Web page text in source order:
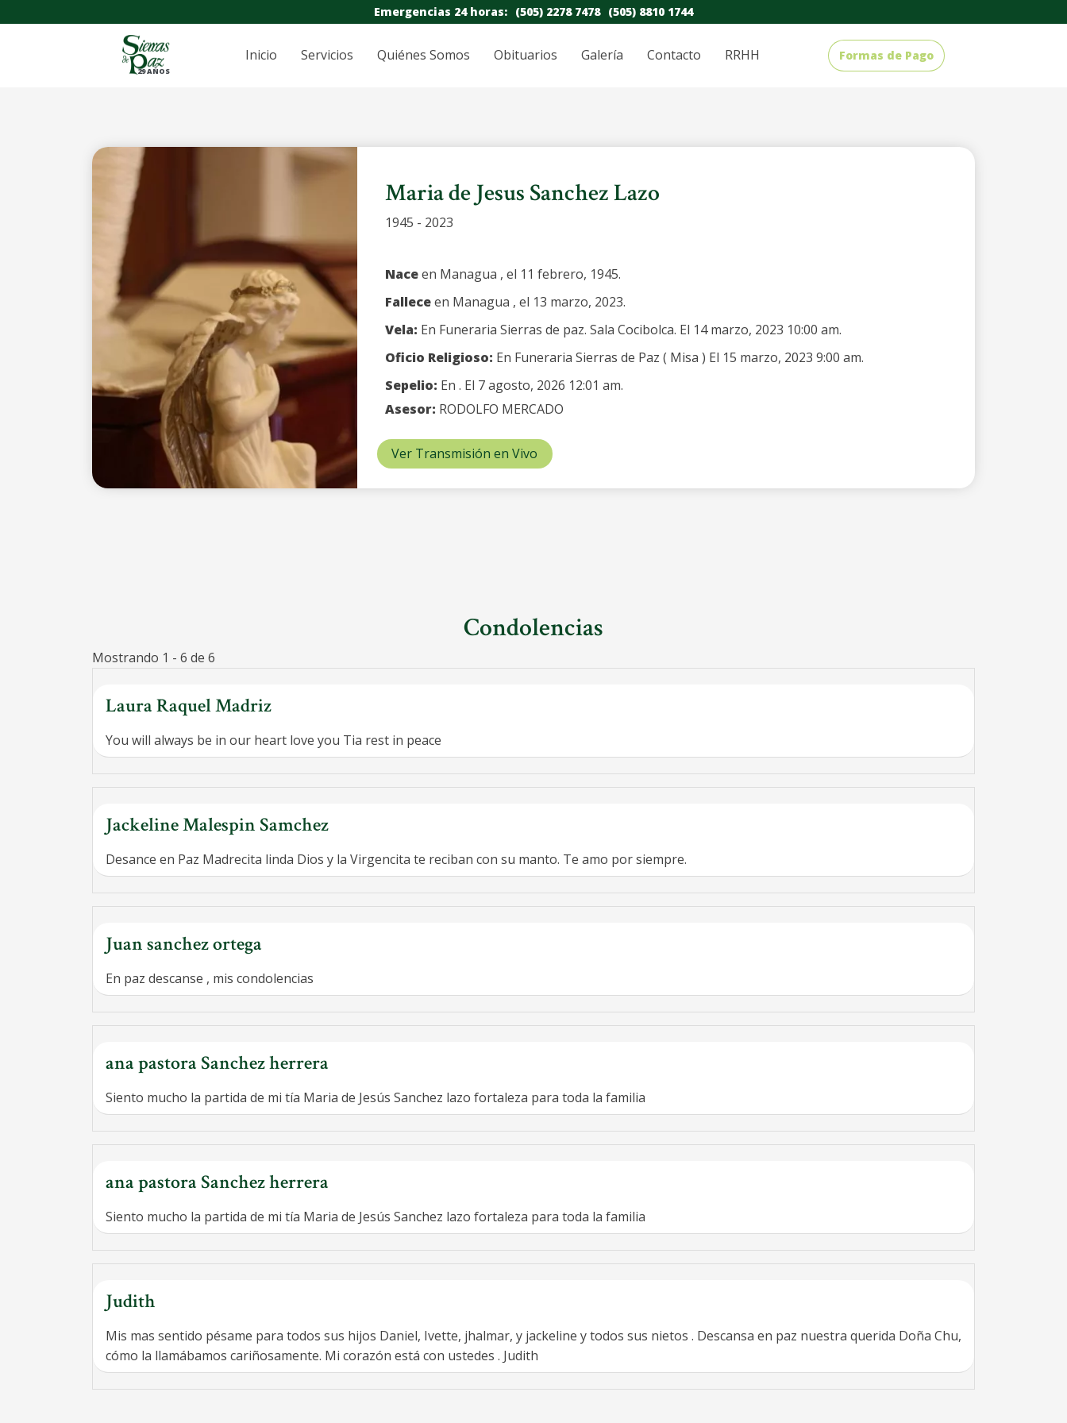
Emergencias 24 horas: (505) 2278 7478 (505) 8810 1744
29 AÑOS
Inicio Servicios Quiénes Somos Obituarios Galería Contacto RRHH Formas de Pago
Maria de Jesus Sanchez Lazo
1945 - 2023
Naceen Managua , el 11 febrero, 1945.
Falleceen Managua , el 13 marzo, 2023.
Vela: En Funeraria Sierras de paz. Sala Cocibolca. El 14 marzo, 2023 10:00 am.
Oficio Religioso: En Funeraria Sierras de Paz ( Misa ) El 15 marzo, 2023 9:00 am.
Sepelio: En . El 7 agosto, 2026 12:01 am.
Asesor: RODOLFO MERCADO
Ver Transmisión en Vivo
Condolencias
Mostrando 1 - 6 de 6
Laura Raquel Madriz
You will always be in our heart love you Tia rest in peace
Jackeline Malespin Samchez
Desance en Paz Madrecita linda Dios y la Virgencita te reciban con su manto. Te amo por siempre.
Juan sanchez ortega
En paz descanse , mis condolencias
ana pastora Sanchez herrera
Siento mucho la partida de mi tía Maria de Jesús Sanchez lazo fortaleza para toda la familia
ana pastora Sanchez herrera
Siento mucho la partida de mi tía Maria de Jesús Sanchez lazo fortaleza para toda la familia
Judith
Mis mas sentido pésame para todos sus hijos Daniel, Ivette, jhalmar, y jackeline y todos sus nietos . Descansa en paz nuestra querida Doña Chu,
cómo la llamábamos cariñosamente. Mi corazón está con ustedes . Judith